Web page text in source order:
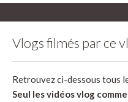
Vlogs filmés par ce
Retrouvez ci-dessous tous
Seul les vidéos vlog